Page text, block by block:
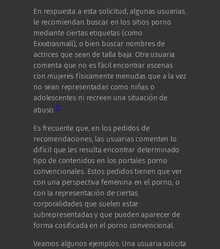
En respuesta a esta solicitud, algunas usuarias
le recomiendan buscar en los sitios porno
mediante ciertas etiquetas (como
Exxxtrasmall), o bien buscar nombres de
actrices que sean de talla baja. Otra usuaria
comenta que no es fácil encontrar escenas
con mujeres físicamente menudas que a la vez
no sean representadas como niñas o
adolescentes ni recreen una situación de
abuso.15
Es frecuente que, en los pedidos de
recomendaciones, las usuarias comenten lo
difícil que les resulta encontrar determinado
tipo de contenidos en los portales porno
convencionales. Estos pedidos tienen que ver
con una perspectiva femenina en el porno, o
con la representación de ciertas
corporalidades que suelen estar
subrepresentadas y que pueden aparecer de
forma cosificada en el porno convencional.
Veamos algunos ejemplos. Una usuaria solicita